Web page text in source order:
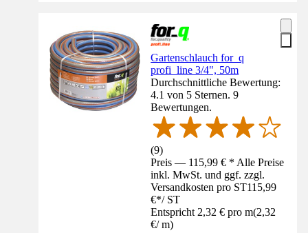
Gartenschlauch for_q
profi_line 3/4", 50m
Durchschnittliche Bewertung:
4.1 von 5 Sternen. 9
Bewertungen.
(9)
Preis — 115,99 € * Alle Preise
inkl. MwSt. und ggf. zzgl.
Versandkosten pro ST115,99
€*/ ST
Entspricht 2,32 € pro m(2,32
€/ m)